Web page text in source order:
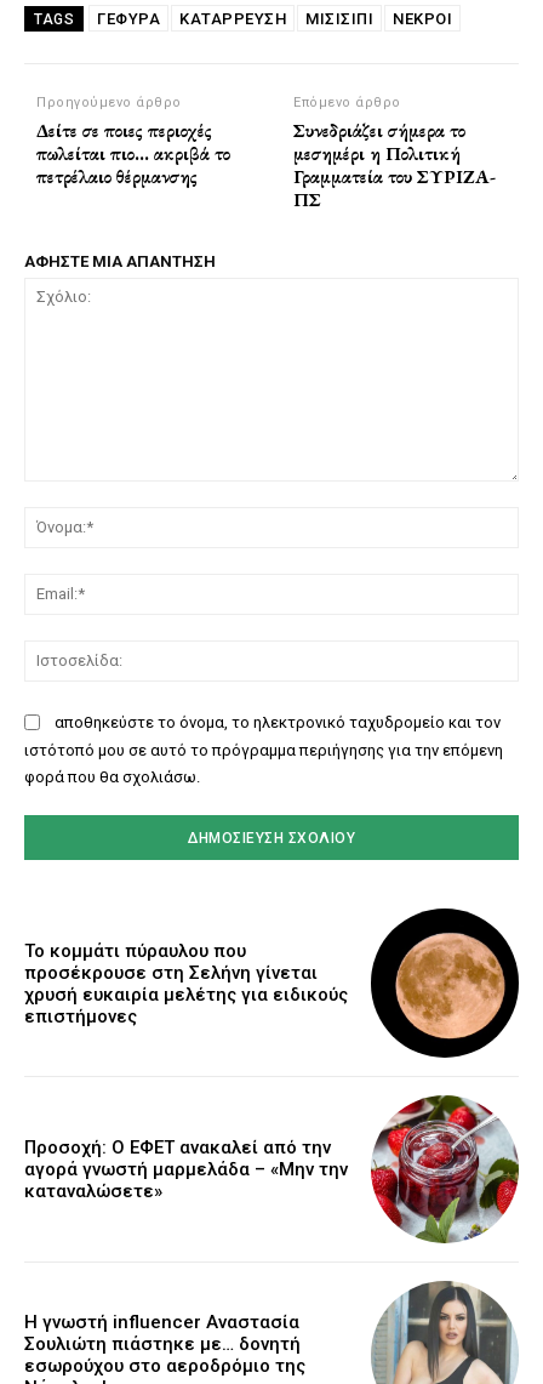
TAGS ΓΕΦΥΡΑ ΚΑΤΑΡΡΕΥΣΗ ΜΙΣΙΣΙΠΙ ΝΕΚΡΟΙ
Προηγούμενο άρθρο
Δείτε σε ποιες περιοχές
πωλείται πιο… ακριβά το
πετρέλαιο θέρμανσης
Επόμενο άρθρο
Συνεδριάζει σήμερα το
μεσημέρι η Πολιτική
Γραμματεία του ΣΥΡΙΖΑ-
ΠΣ
ΑΦΗΣΤΕ ΜΙΑ ΑΠΑΝΤΗΣΗ
αποθηκεύστε το όνομα, το ηλεκτρονικό ταχυδρομείο και τον
ιστότοπό μου σε αυτό το πρόγραμμα περιήγησης για την επόμενη
φορά που θα σχολιάσω.
Το κομμάτι πύραυλου που
προσέκρουσε στη Σελήνη γίνεται
χρυσή ευκαιρία μελέτης για ειδικούς
επιστήμονες
Προσοχή: Ο ΕΦΕΤ ανακαλεί από την
αγορά γνωστή μαρμελάδα – «Μην την
καταναλώσετε»
Η γνωστή influencer Αναστασία
Σουλιώτη πιάστηκε με… δονητή
εσωρούχου στο αεροδρόμιο της